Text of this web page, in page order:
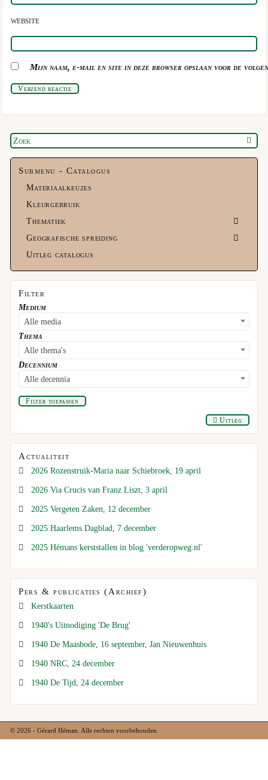
WEBSITE
Mijn naam, e-mail en site in deze browser opslaan voor de
Verzend reactie
Submenu - Catalogus
Materiaalkeuzes
Kleurgebruik
Thematiek
Geografische spreiding
Uitleg catalogus
Filter
Medium
Alle media
Thema
Alle thema's
Decennium
Alle decennia
Filter toepassen
Uitleg
Actualiteit
2026 Rozenstruik-Maria naar Schiebroek, 19 april
2026 Via Crucis van Franz Liszt, 3 april
2025 Vergeten Zaken, 12 december
2025 Haarlems Dagblad, 7 december
2025 Hémans kerststallen in blog 'verderopweg.nl'
Pers & publicaties (Archief)
Kerstkaarten
1940's Uitnodiging 'De Brug'
1940 De Maasbode, 16 september, Jan Nieuwenhuis
1940 NRC, 24 december
1940 De Tijd, 24 december
© 2026 - Gérard Héman. Alle rechten voorbehouden.